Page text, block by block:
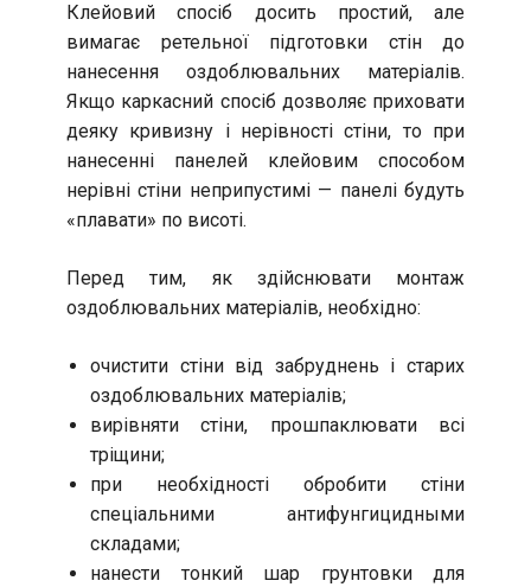
Клейовий спосіб досить простий, але
вимагає ретельної підготовки стін до
нанесення оздоблювальних матеріалів.
Якщо каркасний спосіб дозволяє приховати
деяку кривизну і нерівності стіни, то при
нанесенні панелей клейовим способом
нерівні стіни неприпустимі — панелі будуть
«плавати» по висоті.
Перед тим, як здійснювати монтаж
оздоблювальних матеріалів, необхідно:
очистити стіни від забруднень і старих
оздоблювальних матеріалів;
вирівняти стіни, прошпаклювати всі
тріщини;
при необхідності обробити стіни
спеціальними антифунгицидными
складами;
нанести тонкий шар грунтовки для